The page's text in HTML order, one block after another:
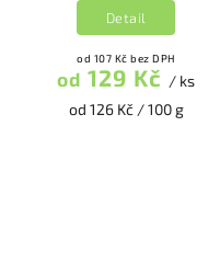
od 107 Kč bez DPH
od 129 Kč / ks
od 126 Kč / 100 g
Detail